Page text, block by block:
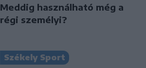
Meddig használható még a
régi személyi?
Székely Sport